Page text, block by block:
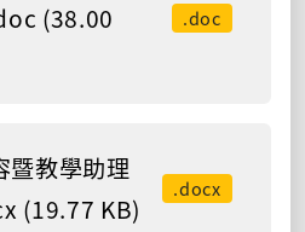
(38.00
.doc
暨教學助理
(19.77 KB)
.docx